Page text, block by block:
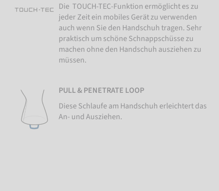
Die TOUCH-TEC-Funktion ermöglicht es zu
jeder Zeit ein mobiles Gerät zu verwenden
auch wenn Sie den Handschuh tragen. Sehr
praktisch um schöne Schnappschüsse zu
machen ohne den Handschuh ausziehen zu
müssen.
PULL & PENETRATE LOOP
Diese Schlaufe am Handschuh erleichtert das
An- und Ausziehen.